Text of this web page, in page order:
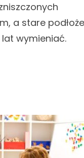
a stare podłoże
wymieniać.